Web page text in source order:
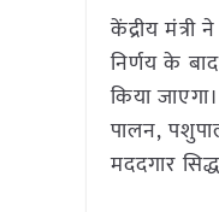
केंद्रीय
निर्णय के
किया
पालन,
मददगार